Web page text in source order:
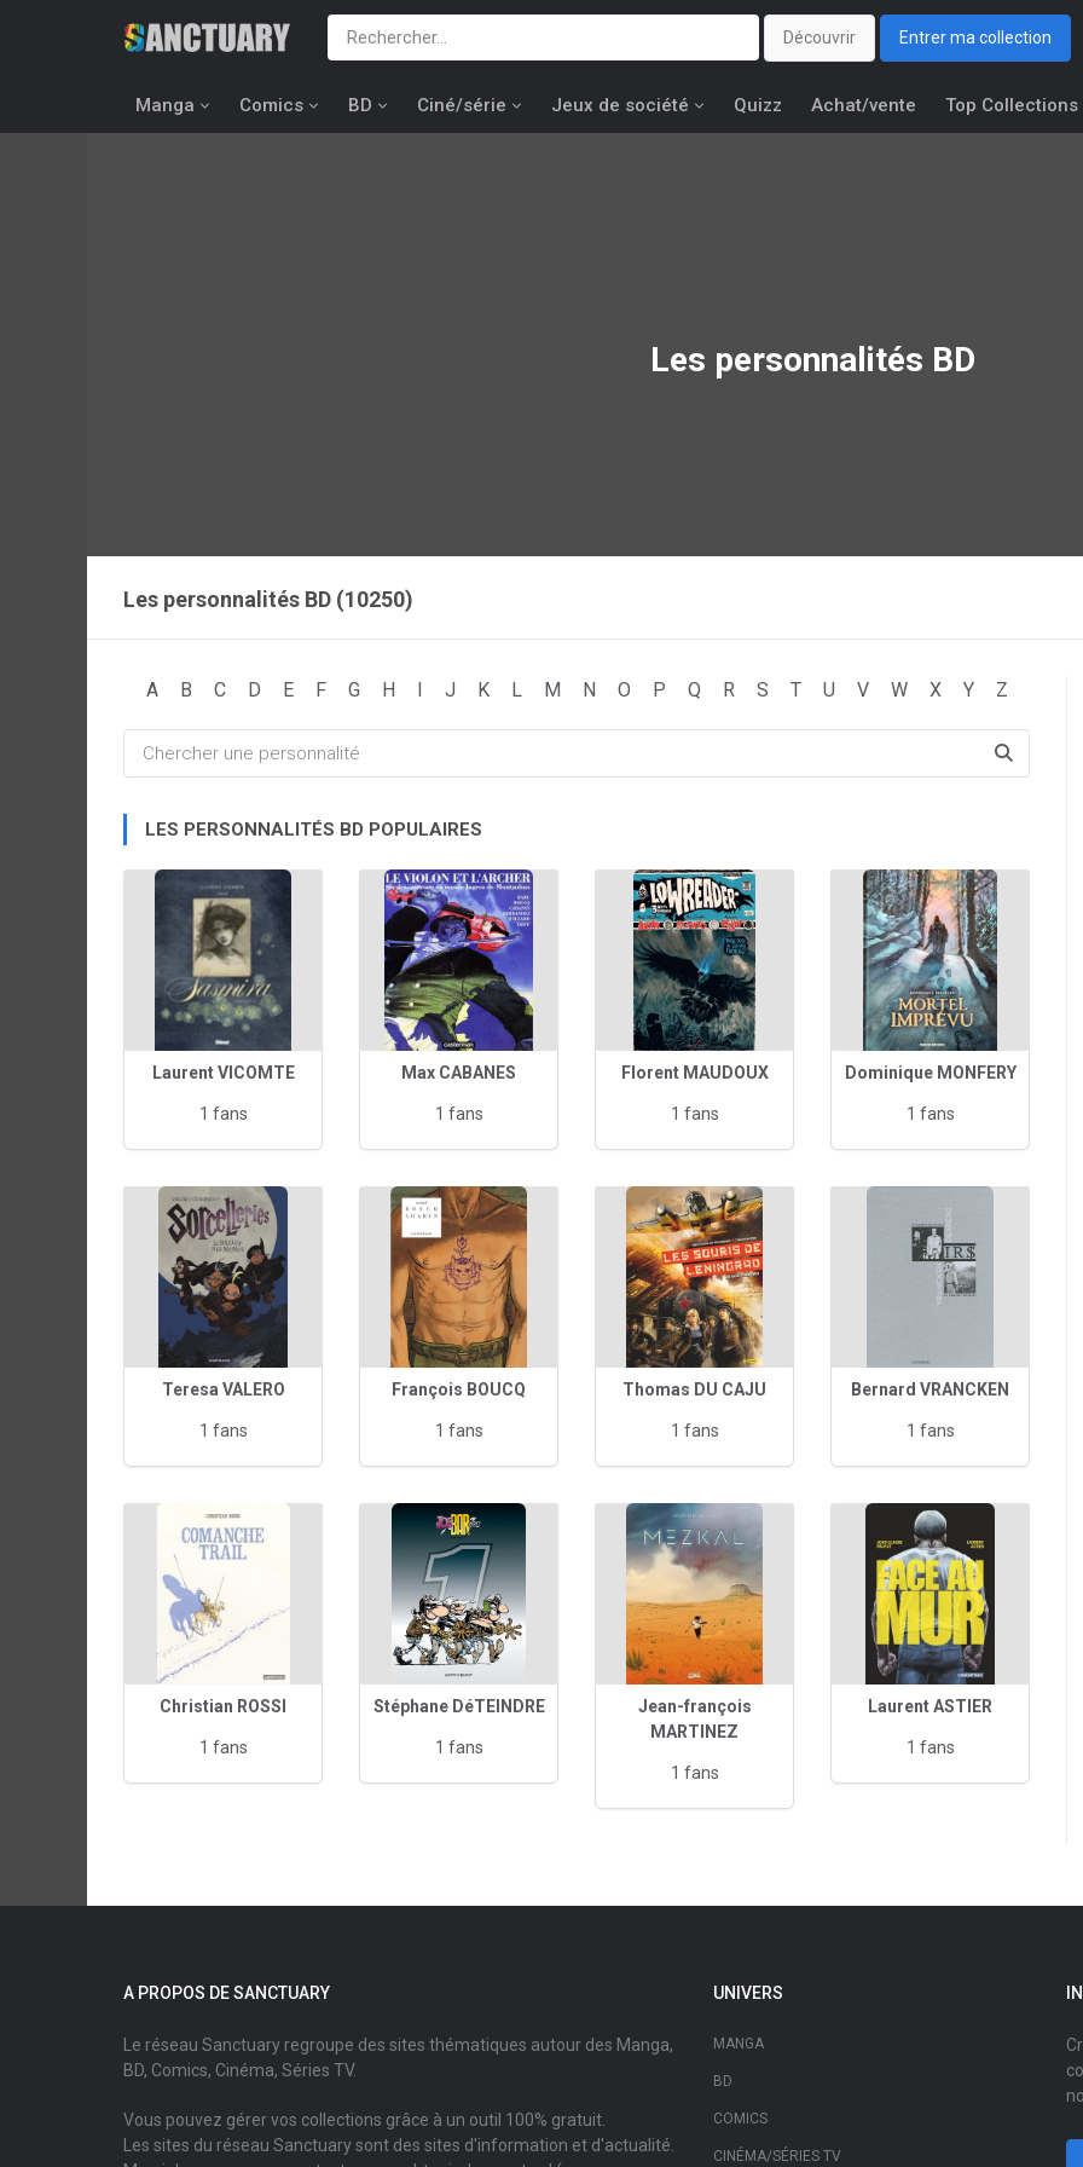
Découvrir Entrer ma collection
Manga Comics BD Ciné/série Jeux de société Quizz Achat/vente Top Collections
Les personnalités BD
Les personnalités BD (10250)
A B C D E F G H I J K L M N O P Q R S T U V W X Y Z
LES PERSONNALITÉS BD POPULAIRES
Laurent VICOMTE
1 fans
Max CABANES
1 fans
Florent MAUDOUX
1 fans
Dominique MONFERY
1 fans
Teresa VALERO
1 fans
François BOUCQ
1 fans
Thomas DU CAJU
1 fans
Bernard VRANCKEN
1 fans
Christian ROSSI
1 fans
Stéphane DéTEINDRE
1 fans
Jean-françois
MARTINEZ
1 fans
Laurent ASTIER
1 fans
A PROPOS DE SANCTUARY
Le réseau Sanctuary regroupe des sites thématiques autour des Manga,
BD, Comics, Cinéma, Séries TV.
Vous pouvez gérer vos collections grâce à un outil 100% gratuit.
Les sites du réseau Sanctuary sont des sites d'information et d'actualité.
UNIVERS
MANGA
BD
COMICS
CINÉMA/SÉRIES TV